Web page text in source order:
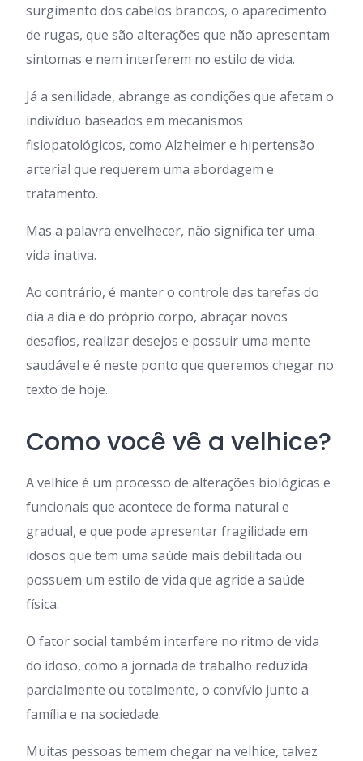
surgimento dos cabelos brancos, o aparecimento
de rugas, que são alterações que não apresentam
sintomas e nem interferem no estilo de vida.
Já a senilidade, abrange as condições que afetam o
indivíduo baseados em mecanismos
fisiopatológicos, como Alzheimer e hipertensão
arterial que requerem uma abordagem e
tratamento.
Mas a palavra envelhecer, não significa ter uma
vida inativa.
Ao contrário, é manter o controle das tarefas do
dia a dia e do próprio corpo, abraçar novos
desafios, realizar desejos e possuir uma mente
saudável e é neste ponto que queremos chegar no
texto de hoje.
Como você vê a velhice?
A velhice é um processo de alterações biológicas e
funcionais que acontece de forma natural e
gradual, e que pode apresentar fragilidade em
idosos que tem uma saúde mais debilitada ou
possuem um estilo de vida que agride a saúde
física.
O fator social também interfere no ritmo de vida
do idoso, como a jornada de trabalho reduzida
parcialmente ou totalmente, o convívio junto a
família e na sociedade.
Muitas pessoas temem chegar na velhice, talvez